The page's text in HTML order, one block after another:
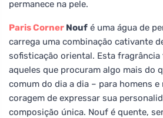
permanece na pele.
Paris Corner Nouf é uma água de
carrega uma combinação cativante
sofisticação oriental. Esta fragrância
aqueles que procuram algo mais do
comum do dia a dia – para homens
coragem de expressar sua
composição única. Nouf é quente,